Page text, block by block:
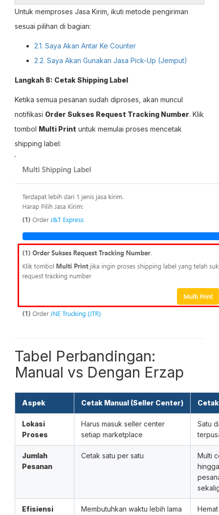
Untuk memproses Jasa Kirim, ikuti metode pengiriman
sesuai pilihan di bagian:
2.1. Saya Akan Antar Ke Counter
2.2. Saya Akan Gunakan Jasa Pick-Up (Jemput)
Langkah 8: Cetak Shipping Label
Ketika semua pesanan sudah diproses, akan muncul
notifikasi Order Sukses Request Tracking Number. Klik
tombol Multi Print untuk memulai proses mencetak
shipping label:
Tabel Perbandingan:
Manual vs Dengan Erzap
Aspek Cetak Manual (Seller Center)
Lokasi
Proses
Harus masuk seller center
setiap marketplace
Satu
Jumlah
Pesanan
Cetak satu per satu
Multi
Efisiensi
Membutuhkan waktu lebih lama